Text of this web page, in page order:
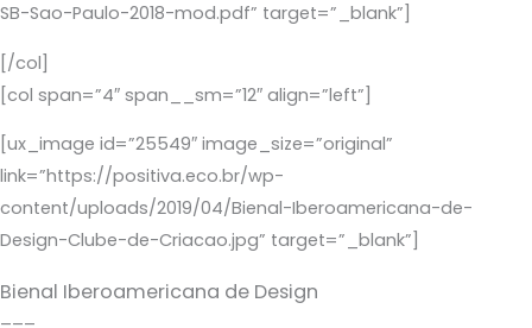
SB-Sao-Paulo-2018-mod.pdf” target=”_blank”]
[/col]
[col span=”4″ span__sm=”12″ align=”left”]
[ux_image id=”25549″ image_size=”original”
link=”https://positiva.eco.br/wp-
content/uploads/2019/04/Bienal-Iberoamericana-de-
Design-Clube-de-Criacao.jpg” target=”_blank”]
Bienal Iberoamericana de Design